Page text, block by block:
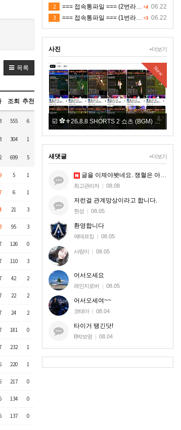
목록
조회 추천
555 6
304 1
699 5
5 1
6 1
21 3
95 3
126 0
110 3
42 2
22 2
24 2
181 0
232 1
220 1
217 0
134 0
137 0
+4 06.22
2 === 접속통파일 === (2번라인)
+3 06.22
3 === 접속통파일 === (1번라인)
+더보기
사진
New
✪ 4K ⚜✿
New
☑️ ✿⚜26.8.8 SHORTS 2 쇼츠 (BGM) ⚜✿
+더보기
새댓글
글을 이제야봣네요. 쟁혈은 아무혈이나 해드리는게 아니라. 지엠한테 오셔서 본케 5명맞는지 확인받으시는거세요.
최고관리자 | 08.08
저런걸 관계망상이라고 합니다.
현성 | 08.05
환영합니다
에테르킹 | 08.05
사랑이 | 08.05
어서오세요
레인지로버 | 08.05
어서오세여~~
코테아 | 08.04
타이거 땡긴닷!
B박보영 | 08.04